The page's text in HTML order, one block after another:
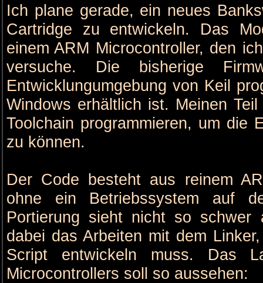
Ich plane gerade, ein neues
Cartridge zu entwickeln. Das
einem ARM Microcontroller, den
versuche. Die bisherige
Entwicklungumgebung von Keil
Windows erhältlich ist. Meinen
Toolchain programmieren, um die
zu können.
Der Code besteht aus reinem
ohne ein Betriebssystem auf
Portierung sieht nicht so
dabei das Arbeiten mit dem
Script entwickeln muss. Das
Microcontrollers soll so aussehen: